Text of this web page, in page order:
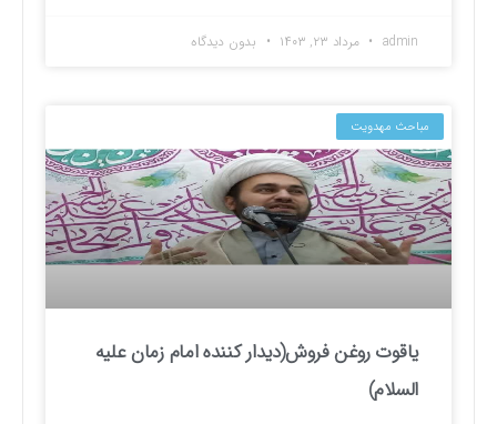
admin مرداد ۲۳, ۱۴۰۳ بدون دیدگاه
مباحث مهدویت
یاقوت روغن فروش(دیدار کننده امام زمان علیه
السلام)